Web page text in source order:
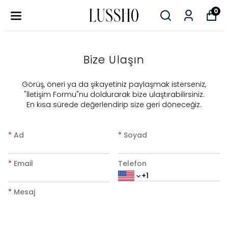
0
Bize Ulaşın
​Görüş, öneri ya da şikayetiniz paylaşmak isterseniz,
"İletişim Formu"nu doldurarak bize ulaştırabilirsiniz.
En kısa sürede değerlendirip size geri döneceğiz.
* Ad * Soyad
* Email Telefon
* Mesaj